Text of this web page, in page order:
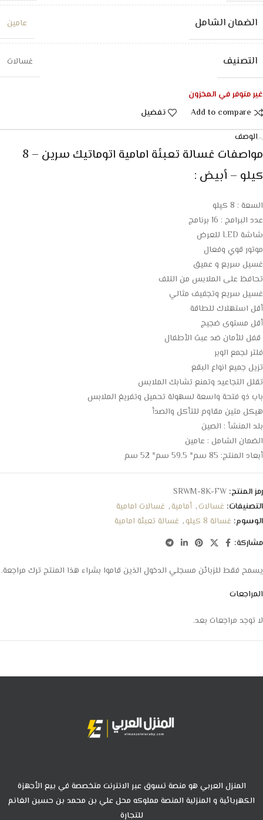
الضمان الشامل عامين
التصنيف غسالات
غير متوفر في المخزون
Add to compare
تفضيل
الوصف
مواصفات غسالة تعبئة امامية اتوماتيك سرين – 8
كيلو – أبيض :
السعة : 8 كيلو
عدد البرامج : 16 برنامج
شاشة LED للعرض
موتور قوي وفعال
غسيل سريع و عميق
تحافظ على الملابس من التلف
غسيل سريع وتجفيف مثالي
أقل استهلاك للطاقة
أقل مستوى ضجيج
قفل للأمان ضد عبث الأطفال
فلتر لجمع الوبر
تزيل جميع انواع البقع
تقلل التجاعيد وتمنع تشابك الملابس
باب ذو فتحة واسعة لسهولة تحميل وتفريغ الملابس
هيكل متين مقاوم للتأكل والصدأ
بلد المنشأ : الصين
الضمان الشامل : عامين
أبعاد المنتج: 85 سم* 59.5 سم* 52 سم
رمز المنتج: SRWM-8K-FW
التصنيفات: غسالات, أمامية, غسالات امامية
الوسوم: غسالة 8 كيلو , غسالة تعبئة امامية
مشاركة:
المراجعات
لا توجد مراجعات بعد.
يسمح فقط للزبائن مسجلي الدخول الذين قاموا بشراء هذا المنتج ترك مراجعة.
المنزل العربي هو منصة تسوق عبر الانترنت متخصصة في بيع الأجهزة
الكهربائية و المنزلية المنصة مملوكه محل علي بن محمد بن حسين الغانم
للتجارة